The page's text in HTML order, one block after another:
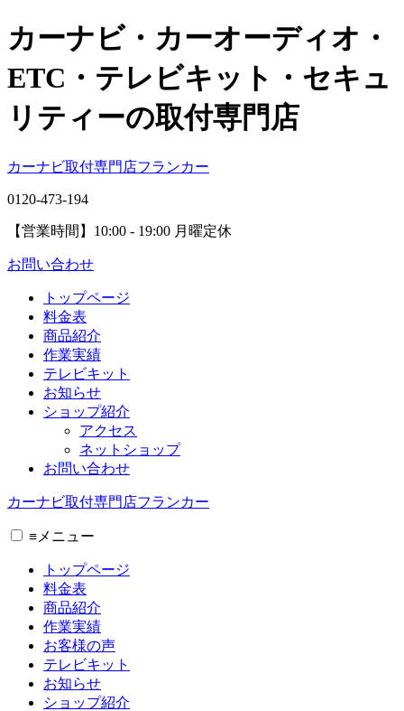
カーナビ・カーオーディオ・
ETC・テレビキット・セキュ
リティーの取付専門店
カーナビ取付専⾨店フランカー
0120-473-194
【営業時間】 10:00 - 19:00 月曜定休
お問い合わせ
トップページ
料金表
商品紹介
作業実績
テレビキット
お知らせ
ショップ紹介
アクセス
ネットショップ
お問い合わせ
カーナビ取付専⾨店フランカー
≡ メニュー
トップページ
料金表
商品紹介
作業実績
お客様の声
テレビキット
お知らせ
ショップ紹介